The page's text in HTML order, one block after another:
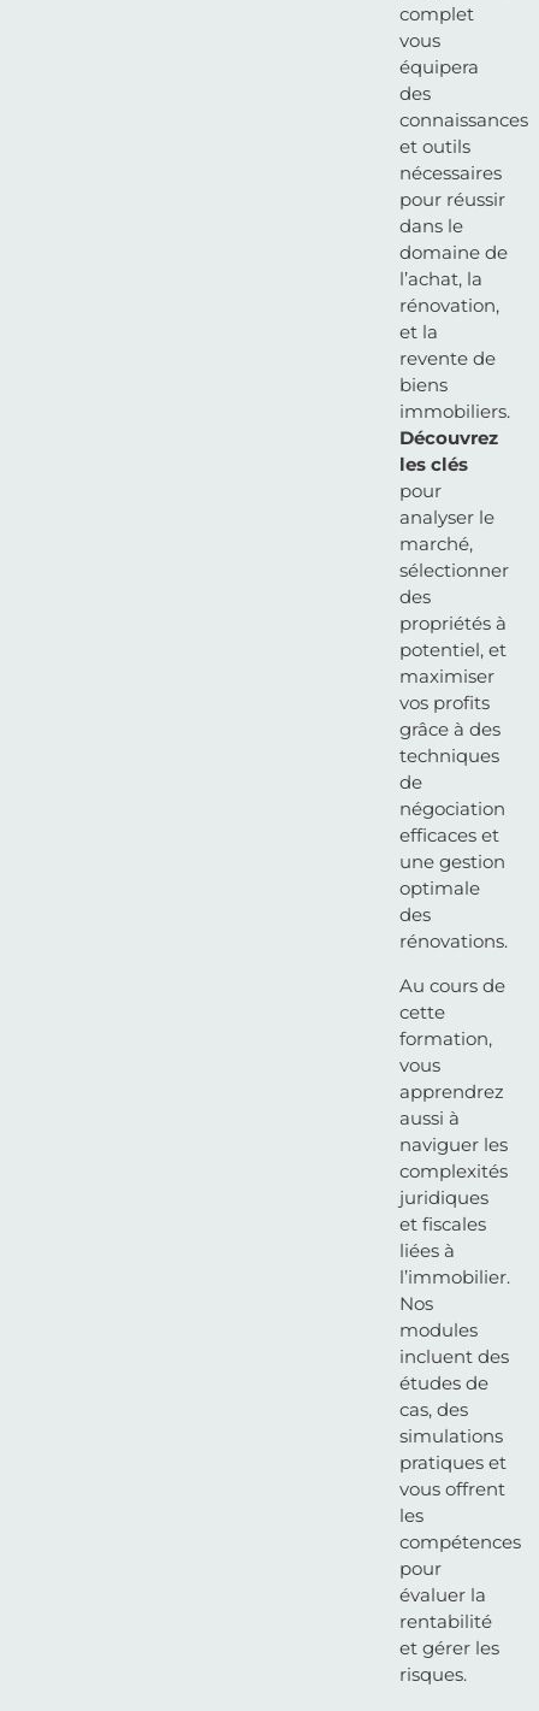
complet
vous
équipera
des
connaissances
et outils
nécessaires
pour réussir
dans le
domaine de
l’achat, la
rénovation,
et la
revente de
biens
immobiliers.
Découvrez
les clés
pour
analyser le
marché,
sélectionner
des
propriétés à
potentiel, et
maximiser
vos profits
grâce à des
techniques
de
négociation
efficaces et
une gestion
optimale
des
rénovations.
Au cours de
cette
formation,
vous
apprendrez
aussi à
naviguer les
complexités
juridiques
et fiscales
liées à
l’immobilier.
Nos
modules
incluent des
études de
cas, des
simulations
pratiques et
vous offrent
les
compétences
pour
évaluer la
rentabilité
et gérer les
risques.